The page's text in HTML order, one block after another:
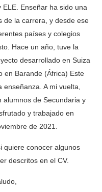
Enseñar ha sido una
de la carrera, y desde ese
países y colegios
Hace un año, tuve la
desarrollado en Suiza
en Barande (África) Este
A mi vuelta,
alumnos de Secundaria y
y trabajado en
de 2021.
quiere conocer algunos
descritos en el CV.